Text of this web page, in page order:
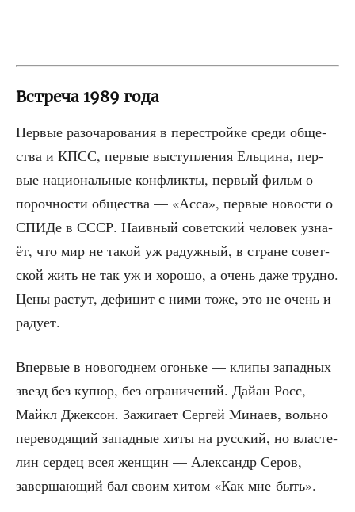
Встреча 1989 года
Пер­вые разо­ча­ро­ва­ния в пере­строй­ке сре­ди обще­
ства и КПСС, пер­вые выступ­ле­ния Ель­ци­на, пер­
вые наци­о­наль­ные кон­флик­ты, пер­вый фильм о
пороч­но­сти обще­ства — «Асса», пер­вые ново­сти о
СПИ­Де в СССР. Наив­ный совет­ский чело­век узна­
ёт, что мир не такой уж радуж­ный, в стране совет­
ской жить не так уж и хоро­шо, а очень даже труд­но.
Цены рас­тут, дефи­цит с ними тоже, это не очень и
радует.
Впер­вые в ново­год­нем огонь­ке — кли­пы запад­ных
звезд без купюр, без огра­ни­че­ний. Дай­ан Росс,
Май­кл Джек­сон. Зажи­га­ет Сер­гей Мина­ев, воль­но
пере­во­дя­щий запад­ные хиты на рус­ский, но вла­сте­
лин сер­дец всея жен­щин — Алек­сандр Серов,
завер­ша­ю­щий бал сво­им хитом «Как мне быть».